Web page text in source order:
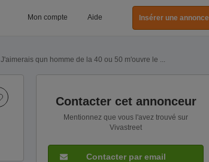
Mon compte Aide Insérer une annonce
J'aimerais qun homme de la 40 ou 50 m'ouvre le ...
Contacter cet annonceur
Mentionnez que vous l'avez trouvé sur
Vivastreet
Contacter par email